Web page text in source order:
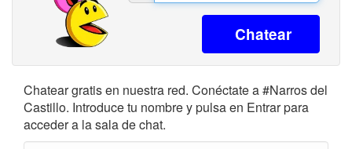
Chatear
Chatear gratis en nuestra red. Conéctate a #Narros del
Castillo. Introduce tu nombre y pulsa en Entrar para
acceder a la sala de chat.